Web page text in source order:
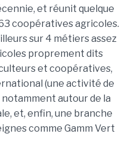
et réunit quelque
coopératives agricoles.
sur 4 métiers assez
proprement dits
et coopératives,
(une activité de
autour de la
et, enfin, une branche
comme Gamm Vert